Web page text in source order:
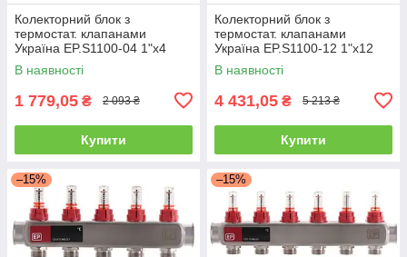
Колекторний блок з
термостат. клапанами
Україна EP.S1100-04 1"x4
В наявності
1 779,05 ₴ 2 093 ₴
Купити
Колекторний блок з
термостат. клапанами
Україна EP.S1100-12 1"x12
В наявності
4 431,05 ₴ 5 213 ₴
Купити
–15% –15%